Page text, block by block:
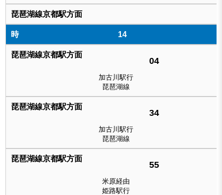
14
04
加古川駅行
琵琶湖線
34
加古川駅行
琵琶湖線
55
米原経由
姫路駅行